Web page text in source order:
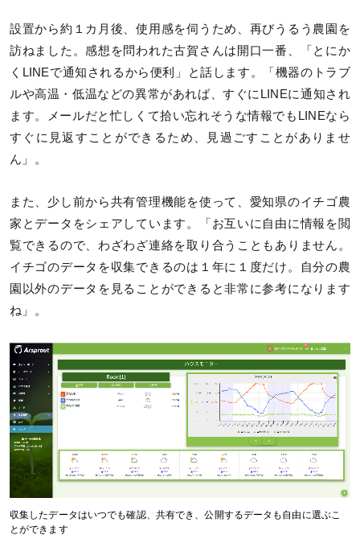
設置から約１カ月後、使用感を伺うため、再びうるう農園を
訪ねました。感想を問われた古賀さんは開口一番、「とにか
くLINEで通知されるから便利」と話します。「機器のトラブ
ルや高温・低温などの異常があれば、すぐにLINEに通知され
ます。メールだと忙しくて拾い忘れそうな情報でもLINEなら
すぐに見返すことができるため、見過ごすことがありませ
ん」。
また、少し前から共有管理機能を使って、愛知県のイチゴ農
家とデータをシェアしています。「お互いに自由に情報を閲
覧できるので、わざわざ連絡を取り合うこともありません。
イチゴのデータを収集できるのは１年に１度だけ。自分の農
園以外のデータを見ることができると非常に参考になります
ね」。
収集したデータはいつでも確認、共有でき、公開するデータも自由に選ぶこ
とができます